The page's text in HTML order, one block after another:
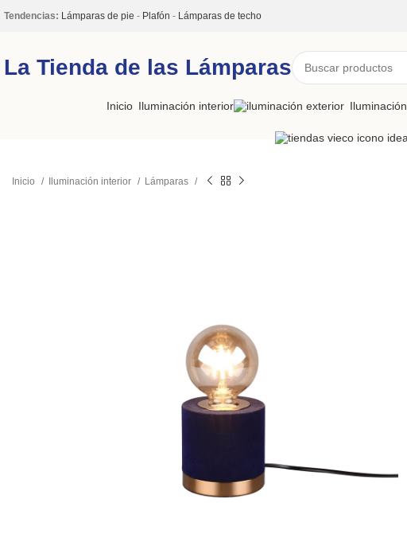
Tendencias: Lámparas de pie - Plafón - Lámparas de techo
La Tienda de las Lámparas
Inicio Iluminación interior
Inicio Iluminación interior Lámparas